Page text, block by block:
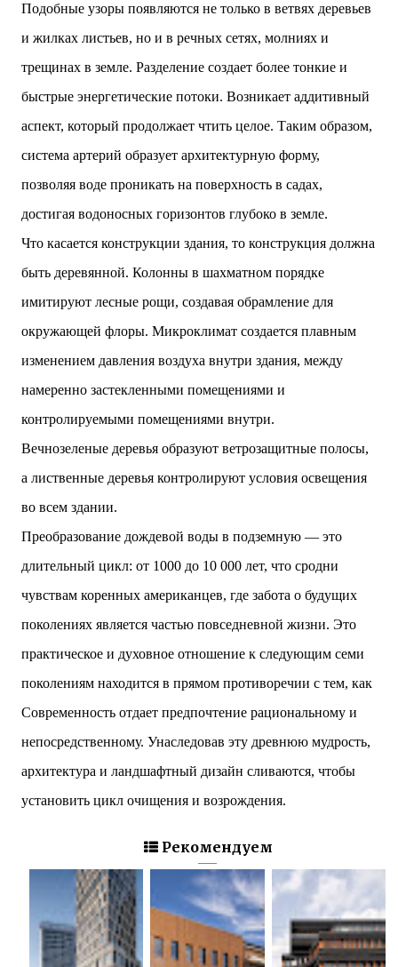
Подобные узоры появляются не только в ветвях деревьев
и жилках листьев, но и в речных сетях, молниях и
трещинах в земле. Разделение создает более тонкие и
быстрые энергетические потоки. Возникает аддитивный
аспект, который продолжает чтить целое. Таким образом,
система артерий образует архитектурную форму,
позволяя воде проникать на поверхность в садах,
достигая водоносных горизонтов глубоко в земле.
Что касается конструкции здания, то конструкция должна
быть деревянной. Колонны в шахматном порядке
имитируют лесные рощи, создавая обрамление для
окружающей флоры. Микроклимат создается плавным
изменением давления воздуха внутри здания, между
намеренно застекленными помещениями и
контролируемыми помещениями внутри.
Вечнозеленые деревья образуют ветрозащитные полосы,
а лиственные деревья контролируют условия освещения
во всем здании.
Преобразование дождевой воды в подземную — это
длительный цикл: от 1000 до 10 000 лет, что сродни
чувствам коренных американцев, где забота о будущих
поколениях является частью повседневной жизни. Это
практическое и духовное отношение к следующим семи
поколениям находится в прямом противоречии с тем, как
Современность отдает предпочтение рациональному и
непосредственному. Унаследовав эту древнюю мудрость,
архитектура и ландшафтный дизайн сливаются, чтобы
установить цикл очищения и возрождения.
Рекомендуем